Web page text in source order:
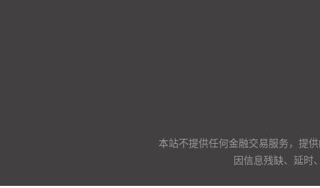
本站不提供任何金融交易服务，提
因信息残缺、延时